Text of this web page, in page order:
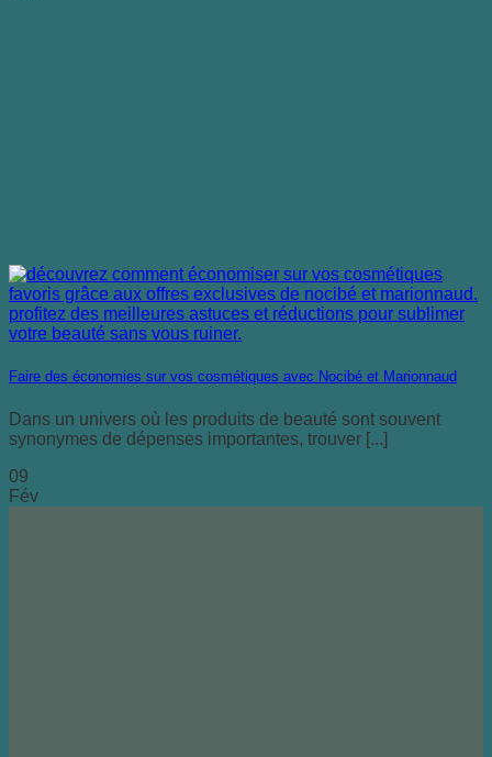
Faire des économies sur vos cosmétiques avec Nocibé et Marionnaud
Dans un univers où les produits de beauté sont souvent
synonymes de dépenses importantes, trouver [...]
09
Fév